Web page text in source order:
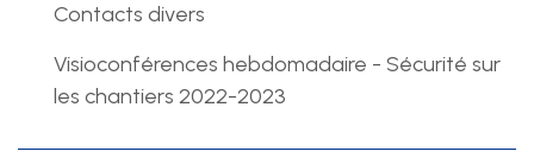
Contacts divers
Visioconférences hebdomadaire - Sécurité sur
les chantiers 2022-2023